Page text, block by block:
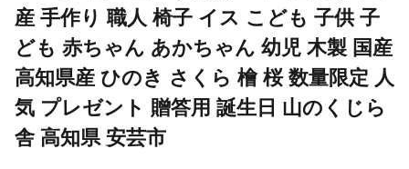
産 手作り 職人 椅子 イス こども 子供 子
ども 赤ちゃん あかちゃん 幼児 木製 国産
高知県産 ひのき さくら 檜 桜 数量限定 人
気 プレゼント 贈答用 誕生日 山のくじら
舎 高知県 安芸市